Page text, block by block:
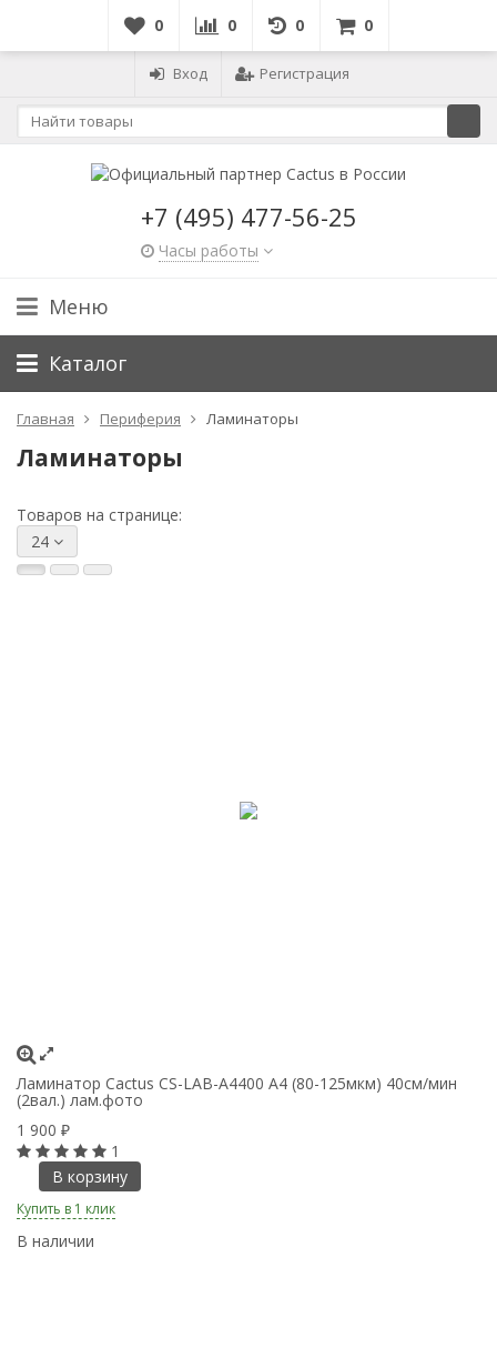
0 0 0 0
Вход Регистрация
+7 (495) 477-56-25
Часы работы
Меню
Каталог
Главная Периферия Ламинаторы
Ламинаторы
Товаров на странице:
24
Ламинатор Cactus CS-LAB-A4400 A4 (80-125мкм) 40см/мин
(2вал.) лам.фото
1 900 ₽
1
В корзину
Купить в 1 клик
В наличии